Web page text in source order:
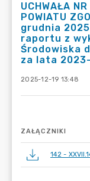
UCHWAŁA
POWIATU
grudnia
raportu z
Środowiska
za lata
2025-12-19 13:48
ZAŁĄCZNIKI
142 -